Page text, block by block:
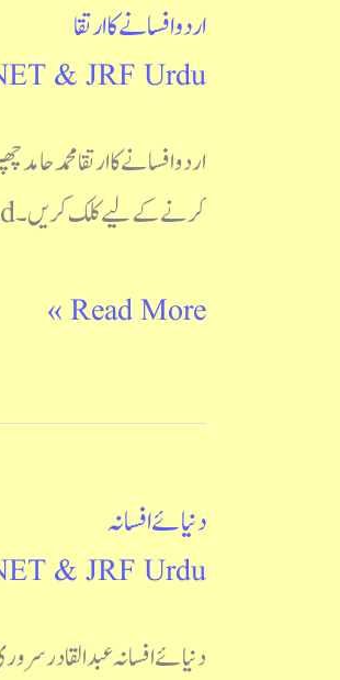
اردو افسانے کا ارتقا
& JRF Urdu
اردو افسانے کا ارتقا محمد
کرنے کے لیے کلک کریں۔ Download چھٹی اکائی ناول ناول کا فن : ای ایم فارسٹر ناول کیا ہے: محمد […]
اردو
افسانے
ارتقا
Read More »
دنیائے افسانہ
& JRF Urdu
دنیائے افسانہ عبدالقادر
دنیائے
افسانہ